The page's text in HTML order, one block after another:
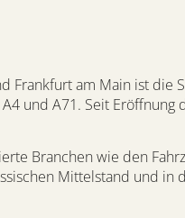
am Main ist die
und A71. Seit
Branchen wie den
Mittelstand und in